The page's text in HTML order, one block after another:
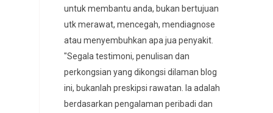
untuk membantu anda, bukan bertujuan
utk merawat, mencegah, mendiagnose
atau menyembuhkan apa jua penyakit.
"Segala testimoni, penulisan dan
perkongsian yang dikongsi dilaman blog
ini, bukanlah preskipsi rawatan. Ia adalah
berdasarkan pengalaman peribadi dan